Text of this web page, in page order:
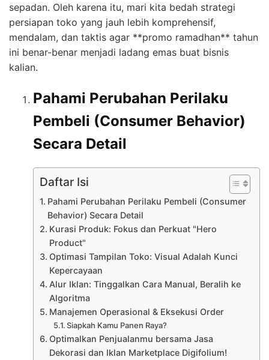
sepadan. Oleh karena itu, mari kita bedah strategi
persiapan toko yang jauh lebih komprehensif,
mendalam, dan taktis agar **promo ramadhan** tahun
ini benar-benar menjadi ladang emas buat bisnis
kalian.
Pahami Perubahan Perilaku
Pembeli (Consumer Behavior)
Secara Detail
Daftar Isi
Pahami Perubahan Perilaku Pembeli (Consumer
Behavior) Secara Detail
Kurasi Produk: Fokus dan Perkuat "Hero
Product"
Optimasi Tampilan Toko: Visual Adalah Kunci
Kepercayaan
Alur Iklan: Tinggalkan Cara Manual, Beralih ke
Algoritma
Manajemen Operasional & Eksekusi Order
Siapkah Kamu Panen Raya?
Optimalkan Penjualanmu bersama Jasa
Dekorasi dan Iklan Marketplace Digifolium!